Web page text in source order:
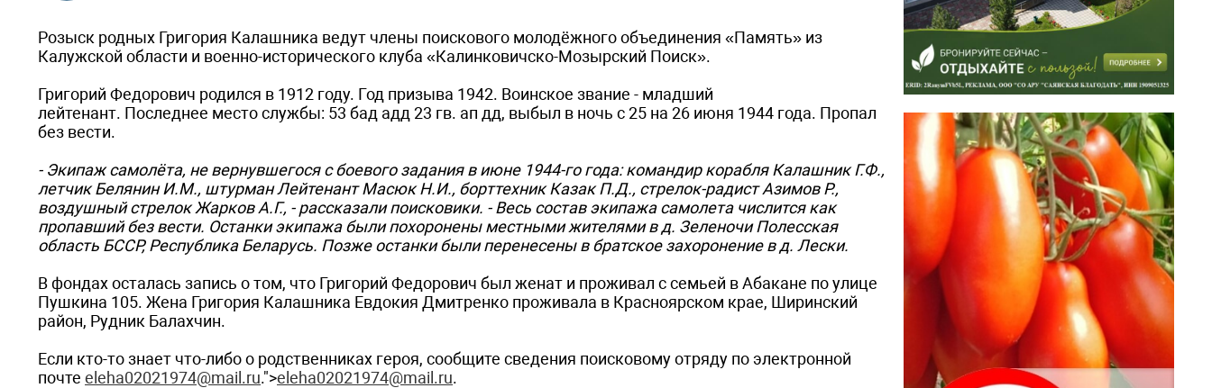
Розыск родных Григория Калашника ведут члены поискового молодёжного объединения «Память» из
Калужской области и военно-исторического клуба «Калинковичско-Мозырский Поиск».
Григорий Федорович родился в 1912 году. Год призыва 1942. Воинское звание - младший
лейтенант. Последнее место службы: 53 бад адд 23 гв. ап дд, выбыл в ночь с 25 на 26 июня 1944 года. Пропал
без вести.
- Экипаж самолёта, не вернувшегося с боевого задания в июне 1944-го года: командир корабля Калашник Г.Ф.,
летчик Белянин И.М., штурман Лейтенант Масюк Н.И., борттехник Казак П.Д., стрелок-радист Азимов Р.,
воздушный стрелок Жарков А.Г., - рассказали поисковики. - Весь состав экипажа самолета числится как
пропавший без вести. Останки экипажа были похоронены местными жителями в д. Зеленочи Полесская
область БССР, Республика Беларусь. Позже останки были перенесены в братское захоронение в д. Лески.
В фондах осталась запись о том, что Григорий Федорович был женат и проживал с семьей в Абакане по улице
Пушкина 105. Жена Григория Калашника Евдокия Дмитренко проживала в Красноярском крае, Ширинский
район, Рудник Балахчин.
Если кто-то знает что-либо о родственниках героя, сообщите сведения поисковому отряду по электронной
почте eleha02021974@mail.ru.">eleha02021974@mail.ru.